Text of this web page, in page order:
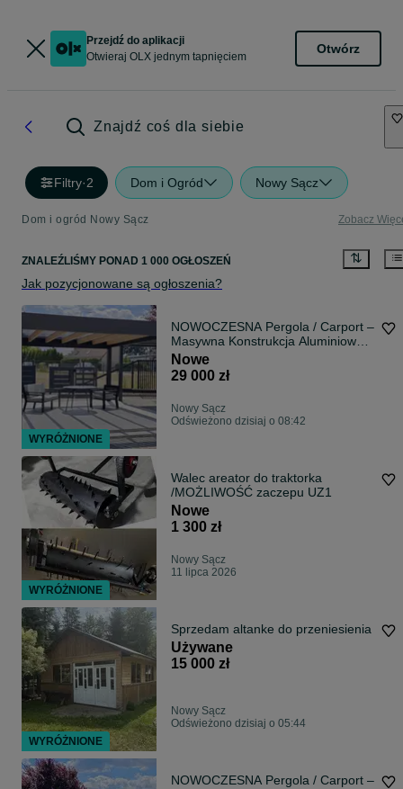
Przejdź do aplikacji
Otwieraj OLX jednym tapnięciem
Otwórz
Znajdź coś dla siebie
Filtry·2 Dom i Ogród Nowy Sącz
Dom i ogród Nowy Sącz Zobacz
ZNALEŹLIŚMY PONAD 1 000 OGŁOSZEŃ
Jak pozycjonowane są ogłoszenia?
NOWOCZESNA Pergola / Carport –
Masywna Konstrukcja Aluminiowo-
Drewniana v2
Nowe
29 000 zł
Nowy Sącz
Odświeżono dzisiaj o 08:42
Walec areator do traktorka
/MOŻLIWOŚĆ zaczepu UZ1
Nowe
1 300 zł
Nowy Sącz
11 lipca 2026
Sprzedam altanke do przeniesienia
Używane
15 000 zł
Nowy Sącz
Odświeżono dzisiaj o 05:44
NOWOCZESNA Pergola / Carport –
WYRÓŻNIONE
WYRÓŻNIONE
WYRÓŻNIONE